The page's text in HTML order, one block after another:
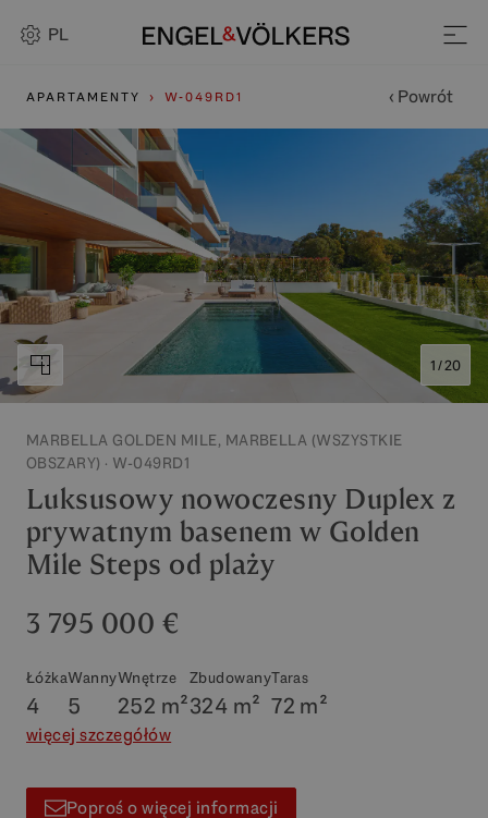
PL
APARTAMENTY W-049RD1 ‹ Powrót
1 / 20
MARBELLA GOLDEN MILE, MARBELLA (WSZYSTKIE
OBSZARY) · W-049RD1
Luksusowy nowoczesny Duplex z
prywatnym basenem w Golden
Mile Steps od plaży
3 795 000 €
Łóżka
4
Wanny
5
Wnętrze
252 m²
Zbudowany
324 m²
Taras
72 m²
więcej szczegółów
Poproś o więcej informacji